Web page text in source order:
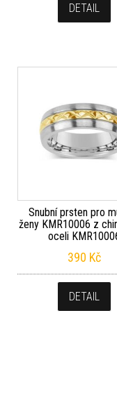
DETAIL
Snubní prsten pro
ženy KMR10006 z
oceli
390 Kč
DETAIL